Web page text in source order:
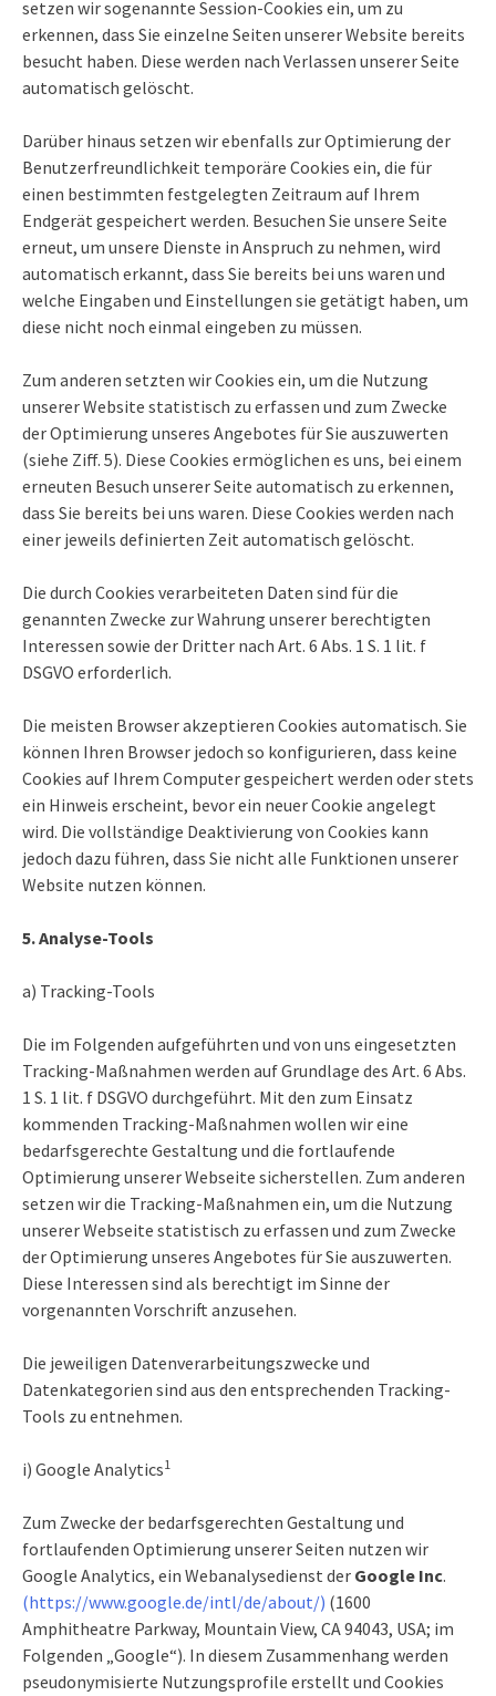
setzen wir sogenannte Session-Cookies ein, um zu
erkennen, dass Sie einzelne Seiten unserer Website bereits
besucht haben. Diese werden nach Verlassen unserer Seite
automatisch gelöscht.
Darüber hinaus setzen wir ebenfalls zur Optimierung der
Benutzerfreundlichkeit temporäre Cookies ein, die für
einen bestimmten festgelegten Zeitraum auf Ihrem
Endgerät gespeichert werden. Besuchen Sie unsere Seite
erneut, um unsere Dienste in Anspruch zu nehmen, wird
automatisch erkannt, dass Sie bereits bei uns waren und
welche Eingaben und Einstellungen sie getätigt haben, um
diese nicht noch einmal eingeben zu müssen.
Zum anderen setzten wir Cookies ein, um die Nutzung
unserer Website statistisch zu erfassen und zum Zwecke
der Optimierung unseres Angebotes für Sie auszuwerten
(siehe Ziff. 5). Diese Cookies ermöglichen es uns, bei einem
erneuten Besuch unserer Seite automatisch zu erkennen,
dass Sie bereits bei uns waren. Diese Cookies werden nach
einer jeweils definierten Zeit automatisch gelöscht.
Die durch Cookies verarbeiteten Daten sind für die
genannten Zwecke zur Wahrung unserer berechtigten
Interessen sowie der Dritter nach Art. 6 Abs. 1 S. 1 lit. f
DSGVO erforderlich.
Die meisten Browser akzeptieren Cookies automatisch. Sie
können Ihren Browser jedoch so konfigurieren, dass keine
Cookies auf Ihrem Computer gespeichert werden oder stets
ein Hinweis erscheint, bevor ein neuer Cookie angelegt
wird. Die vollständige Deaktivierung von Cookies kann
jedoch dazu führen, dass Sie nicht alle Funktionen unserer
Website nutzen können.
5. Analyse-Tools
a) Tracking-Tools
Die im Folgenden aufgeführten und von uns eingesetzten
Tracking-Maßnahmen werden auf Grundlage des Art. 6 Abs.
1 S. 1 lit. f DSGVO durchgeführt. Mit den zum Einsatz
kommenden Tracking-Maßnahmen wollen wir eine
bedarfsgerechte Gestaltung und die fortlaufende
Optimierung unserer Webseite sicherstellen. Zum anderen
setzen wir die Tracking-Maßnahmen ein, um die Nutzung
unserer Webseite statistisch zu erfassen und zum Zwecke
der Optimierung unseres Angebotes für Sie auszuwerten.
Diese Interessen sind als berechtigt im Sinne der
vorgenannten Vorschrift anzusehen.
Die jeweiligen Datenverarbeitungszwecke und
Datenkategorien sind aus den entsprechenden Tracking-
Tools zu entnehmen.
i) Google Analytics1
Zum Zwecke der bedarfsgerechten Gestaltung und
fortlaufenden Optimierung unserer Seiten nutzen wir
Google Analytics, ein Webanalysedienst der Google Inc.
(https://www.google.de/intl/de/about/) (1600
Amphitheatre Parkway, Mountain View, CA 94043, USA; im
Folgenden „Google“). In diesem Zusammenhang werden
pseudonymisierte Nutzungsprofile erstellt und Cookies